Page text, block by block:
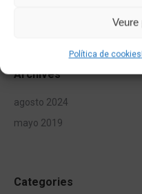
Veure
Política de cookies
Archives
agosto 2024
mayo 2019
Categories